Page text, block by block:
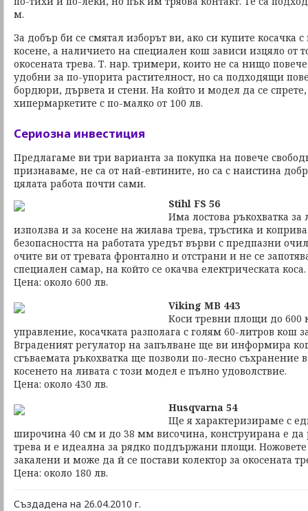
м.
За добър би се смятал изборът ви, ако си купите косачка
косене, а наличието на специален кош зависи изцяло от
окосената трева. Т. нар. тримери, които не са нищо
удобни за по-упорита растителност, но са подходящи
бордюри, дървета и стени. На който и модел да се
хипермаркетите с по-малко от 100 лв.
Сериозна инвестиция
Предлагаме ви три варианта за покупка на повече
признаваме, не са от най-евтините, но са с наистина
цялата работа почти сами.
Stihl FS 56
Има лостова ръкохватка за
използва и за косене на жилава трева, тръстика и
безопасността на работата уредът върви с предпазни
очите ви от тревата фронтално и отстрани и не се
специален самар, на който се окачва електрическата коса.
Цена: около 600 лв.
Viking МB 443
Коси тревни площи до 600
управление, косачката разполага с голям 60-литров кош
Вграденият регулатор на запълване ще ви информира
сгъваемата ръкохватка ще позволи по-лесно съхранение
косенето на ливата с този модел е пълно удоволствие.
Цена: около 430 лв.
Husqvarna 54
Ще я характеризираме с
широчина 40 см и до 38 мм височина, конструирана е да
трева и е идеална за рядко поддържани площи.
закалени и може да й се постави колектор за окосената
Цена: около 180 лв.
Създадена на 26.04.2010 г.